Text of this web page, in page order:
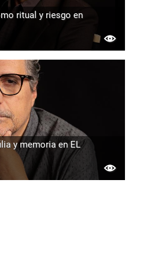
ritual y riesgo en
y memoria en EL